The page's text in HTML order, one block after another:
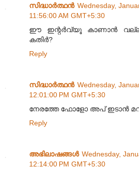
സിദ്ധാര്‍ത്ഥന്‍ Wednesday,
11:56:00 AM GMT+5:30
ഈ ഇന്റര്‍വ്യൂ കാണാന്‍
കതിര്‍?
Reply
സിദ്ധാര്‍ത്ഥന്‍ Wednesday,
12:01:00 PM GMT+5:30
നേരത്തേ ഫോളോ അപ് ഇടാന്‍
Reply
അഭിലാഷങ്ങള്‍ Wednesday,
12:14:00 PM GMT+5:30